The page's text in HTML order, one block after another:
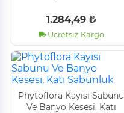
1.284,49 ₺
Ücretsiz Kargo
Phytoflora Kayısı Sabunu
Ve Banyo Kesesi, Katı